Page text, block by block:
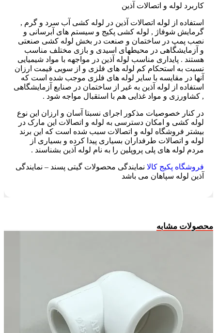
کاربرد لوله و اتصالات آذین
استفاده از لوله اتصالات آذین در لوله کشی آب سرد و گرم ,
گرمایش شوفاژ , لوله کشی پکیج و سیستم های آبرسانی و
نصب پمپ در ساختمان و صنعت در بخش لوله کشی صنعتی
و آزمایشگاهی در محیطهای اسیدی و بازی مختلف مناسب
هستند . پایداری مناسب لوله آذین در مواجهه با مواد شیمیایی
نسبت به استحکام کم لوله های فلزی و از سویی قیمت ارزان
آنها در مقایسه با سایر لوله های فلزی موجب شده است که
استفاده از لوله آذین به غیر از ساختمان در صنایع آزمایشگاهی
, کشاورزی و مواد غذایی هم با استقبال مواجه شود .
در کنار خصوصیات مذکور اجرای نسبتا آسان و ارزان این نوع
لوله کشی و امکان دسترسی به لوله و اتصالات این مارک در
بیشتر فروشگاه لوله و اتصالات سبب شده است که این برند
لوله و اتصالات طرفداران بسیاری پیدا کرده و بسیاری از
مردم لوله های پلی پروپلین را به نام لوله آذین بشناسند .
فروشگاه پکیج کالا نمایندگی محصولات گیتی پسند – نمایندگی
آذین لوله سپاهان می باشد
محصولات مشابه